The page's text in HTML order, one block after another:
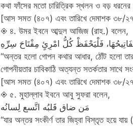
কথা ফাঁসের মতো চারিত্রিক স্খলন ও বড় ধরনের
[আস সমত (৪০৭) এবং তারিখে দেমাশক ৩৮/
◈ ৪. উমর ইবনে আব্দুল আজিজ (রাহ.) বলেন,
مَفَاتِيحُهَا، فَلْيَحْفَظْ كُلُّ امْرِئٍ مِفْتَاحَ سِرِّهِ
“অন্তর হলো গোপন কথার আধার, ঠোঁট হলো তার
গোপনীয়তার চাবিকাঠি অত্যন্ত সতর্কতার সাথে
[আস সমত (৪০৭) এবং তারিখে দেমাশক ৩৮/
◈ ৫. মুহাল্লাব ইবনে আবু সুফরা বলেন,
مَن ضاق قَلبُه اتَّسع لِسانُه
“যার অন্তর সংকীর্ণ তার জিহ্বা বিস্তৃত হয়ে